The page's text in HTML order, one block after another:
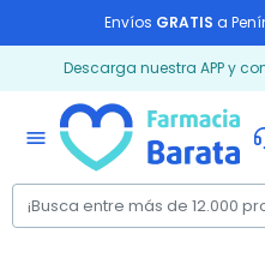
Envíos GRATIS a
Descarga nuestra APP y
menu